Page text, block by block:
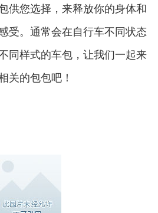
供您选择，来释放你的身体和
受。通常会在自行车不同状态
同样式的车包，让我们一起来
关的包包吧！